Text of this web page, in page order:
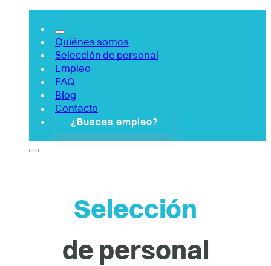
Quiénes somos
Selección de personal
Empleo
FAQ
Blog
Contacto
¿Buscas empleo?
Selección
de personal